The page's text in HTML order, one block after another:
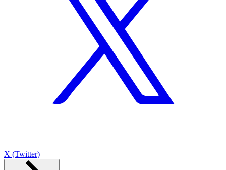
X (Twitter)